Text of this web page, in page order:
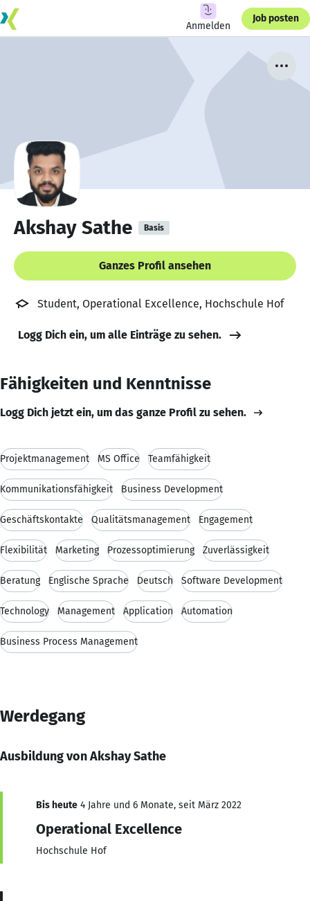
Anmelden
Job posten
Akshay Sathe Basis
Ganzes Profil ansehen
Student, Operational Excellence, Hochschule Hof
Logg Dich ein, um alle Einträge zu sehen.
Fähigkeiten und Kenntnisse
Logg Dich jetzt ein, um das ganze Profil zu sehen.
Projektmanagement MS Office Teamfähigkeit
Kommunikationsfähigkeit Business Development
Geschäftskontakte Qualitätsmanagement Engagement
Flexibilität Marketing Prozessoptimierung Zuverlässigkeit
Beratung Englische Sprache Deutsch Software Development
Technology Management Application Automation
Business Process Management
Werdegang
Ausbildung von Akshay Sathe
Bis heute 4 Jahre und 6 Monate, seit März 2022
Operational Excellence
Hochschule Hof